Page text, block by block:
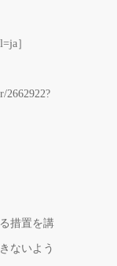
］
2662922?
措置を講
ないよう